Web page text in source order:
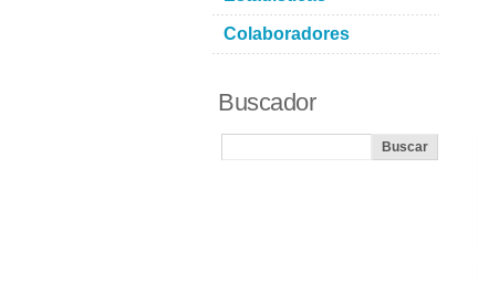
Colaboradores
Buscador